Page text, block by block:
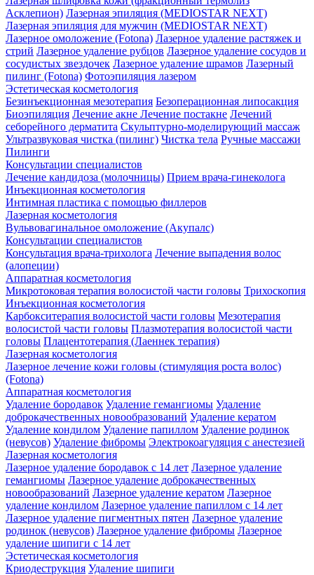
Асклепион) Лазерная эпиляция (MEDIOSTAR NEXT)
Лазерная эпиляция для мужчин (MEDIOSTAR NEXT)
Лазерное омоложение (Fotona) Лазерное удаление растяжек и
стрий Лазерное удаление рубцов Лазерное удаление сосудов и
сосудистых звездочек Лазерное удаление шрамов Лазерный
пилинг (Fotona) Фотоэпиляция лазером
Эстетическая косметология
Безинъекционная мезотерапия Безоперационная липосакция
Биоэпиляция Лечение акне Лечение постакне Лечений
себорейного дерматита Скульптурно-моделирующий массаж
Ультразвуковая чистка (пилинг) Чистка тела Ручные массажи
Пилинги
Консультации специалистов
Лечение кандидоза (молочницы) Прием врача-гинеколога
Инъекционная косметология
Интимная пластика с помощью филлеров
Лазерная косметология
Вульвовагинальное омоложение (Акупалс)
Консультации специалистов
Консультация врача-трихолога Лечение выпадения волос
(алопеции)
Аппаратная косметология
Микротоковая терапия волосистой части головы Трихоскопия
Инъекционная косметология
Карбокситерапия волосистой части головы Мезотерапия
волосистой части головы Плазмотерапия волосистой части
головы Плацентотерапия (Лаеннек терапия)
Лазерная косметология
Лазерное лечение кожи головы (стимуляция роста волос)
(Fotona)
Аппаратная косметология
Удаление бородавок Удаление гемангиомы Удаление
доброкачественных новообразований Удаление кератом
Удаление кондилом Удаление папиллом Удаление родинок
(невусов) Удаление фибромы Электрокоагуляция с анестезией
Лазерная косметология
Лазерное удаление бородавок с 14 лет Лазерное удаление
гемангиомы Лазерное удаление доброкачественных
новообразований Лазерное удаление кератом Лазерное
удаление кондилом Лазерное удаление папиллом с 14 лет
Лазерное удаление пигментных пятен Лазерное удаление
родинок (невусов) Лазерное удаление фибромы Лазерное
удаление шипиги с 14 лет
Эстетическая косметология
Криодеструкция Удаление шипиги